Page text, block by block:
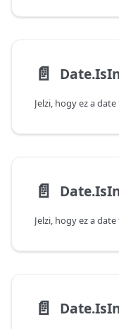
📄️
📄️
📄️